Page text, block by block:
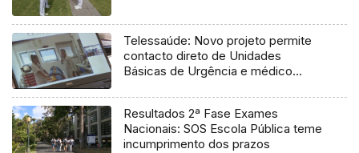
Telessaúde: Novo projeto permite
contacto direto de Unidades
Básicas de Urgência e médico
Resultados 2ª Fase Exames
Nacionais: SOS Escola Pública teme
incumprimento dos prazos